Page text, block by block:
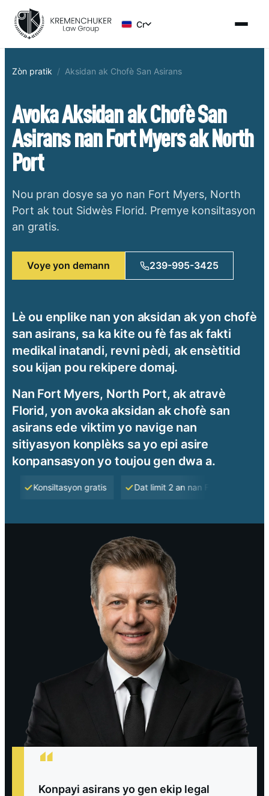
Cr
Zòn pratik / Aksidan ak Chofè San Asirans
Avoka Aksidan ak Chofè San
Asirans nan Fort Myers ak North
Port
Nou pran dosye sa yo nan Fort Myers, North
Port ak tout Sidwès Florid. Premye konsiltasyon
an gratis.
Voye yon demann 239-995-3425
Lè ou enplike nan yon aksidan ak yon chofè
san asirans, sa ka kite ou fè fas ak fakti
medikal inatandi, revni pèdi, ak ensètitid
sou kijan pou rekipere domaj.
Nan Fort Myers, North Port, ak atravè
Florid, yon avoka aksidan ak chofè san
asirans ede viktim yo navige nan
sitiyasyon konplèks sa yo epi asire
konpansasyon yo toujou gen dwa a.
Konsiltasyon gratis Dat limit 2 an nan Florid
“
Konpayi asirans yo gen ekip legal